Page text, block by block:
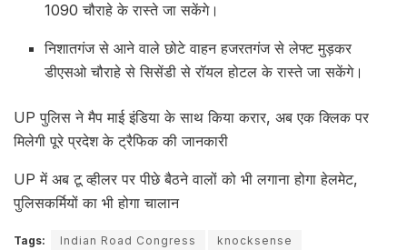
1090 चौराहे के रास्ते जा सकेंगे।
निशातगंज से आने वाले छोटे वाहन हजरतगंज से लेफ्ट मुड़कर
डीएसओ चौराहे से सिसेंडी से रॉयल होटल के रास्ते जा सकेंगे।
UP पुलिस ने मैप माई इंडिया के साथ किया करार, अब एक क्लिक पर
मिलेगी पूरे प्रदेश के ट्रैफिक की जानकारी
UP में अब टू व्हीलर पर पीछे बैठने वालों को भी लगाना होगा हेलमेट,
पुलिसकर्मियों का भी होगा चालान
Tags: Indian Road Congress
knocksense